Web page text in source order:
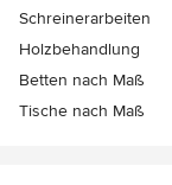
Schreinerarbeiten
Holzbehandlung
Betten nach Maß
Tische nach Maß